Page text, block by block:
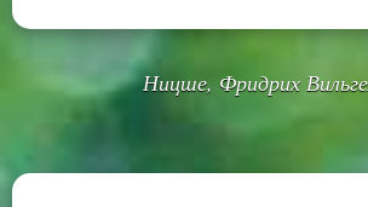
Ницше, Фридрих